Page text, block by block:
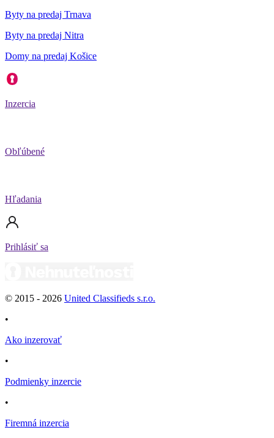
Byty na predaj Trnava
Byty na predaj Nitra
Domy na predaj Košice
Inzercia
Obľúbené
Hľadania
Prihlásiť sa
© 2015 - 2026 United Classifieds s.r.o.
•
Ako inzerovať
•
Podmienky inzercie
•
Firemná inzercia